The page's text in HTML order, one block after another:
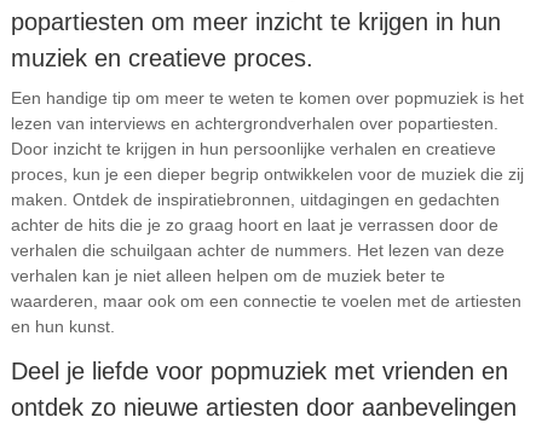
popartiesten om meer inzicht te krijgen in hun
muziek en creatieve proces.
Een handige tip om meer te weten te komen over popmuziek is het
lezen van interviews en achtergrondverhalen over popartiesten.
Door inzicht te krijgen in hun persoonlijke verhalen en creatieve
proces, kun je een dieper begrip ontwikkelen voor de muziek die zij
maken. Ontdek de inspiratiebronnen, uitdagingen en gedachten
achter de hits die je zo graag hoort en laat je verrassen door de
verhalen die schuilgaan achter de nummers. Het lezen van deze
verhalen kan je niet alleen helpen om de muziek beter te
waarderen, maar ook om een connectie te voelen met de artiesten
en hun kunst.
Deel je liefde voor popmuziek met vrienden en
ontdek zo nieuwe artiesten door aanbevelingen